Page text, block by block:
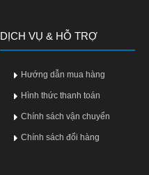
DỊCH VỤ & HỖ TRỢ
Hướng dẫn mua hàng
Hình thức thanh toán
Chính sách vận chuyển
Chính sách đổi hàng